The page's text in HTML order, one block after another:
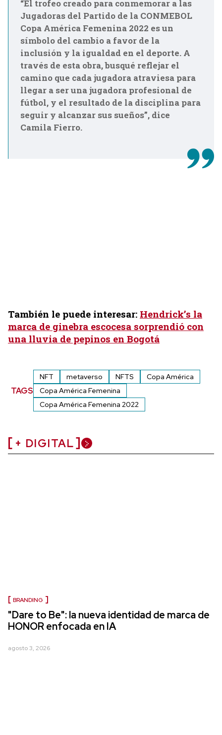
“El trofeo creado para conmemorar a las
Jugadoras del Partido de la CONMEBOL
Copa América Femenina 2022 es un
símbolo del cambio a favor de la
inclusión y la igualdad en el deporte. A
través de esta obra, busqué reflejar el
camino que cada jugadora atraviesa para
llegar a ser una jugadora profesional de
fútbol, y el resultado de la disciplina para
seguir y alcanzar sus sueños”, dice
Camila Fierro.
También le puede interesar: Hendrick’s la
marca de ginebra escocesa sorprendió con
una lluvia de pepinos en Bogotá
TAGS
NFT metaverso NFTS
Copa América
Copa América Femenina
Copa América Femenina 2022
+ DIGITAL
BRANDING
"Dare to Be": la nueva identidad de marca de
HONOR enfocada en IA
agosto 3, 2026